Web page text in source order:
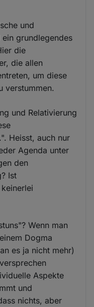
und
grundlegendes
die
die allen
um diese
verstummen.
und Relativierung
Heisst, auch nur
Agenda unter
den
Ist
Wenn man
Dogma
es ja nicht mehr)
Aspekte
und
nichts, aber